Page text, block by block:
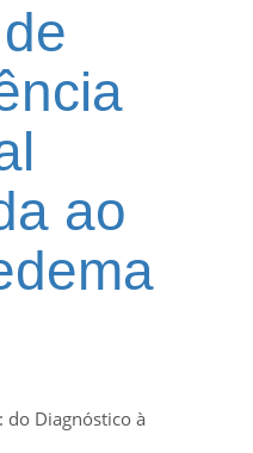
ao
do Diagnóstico à